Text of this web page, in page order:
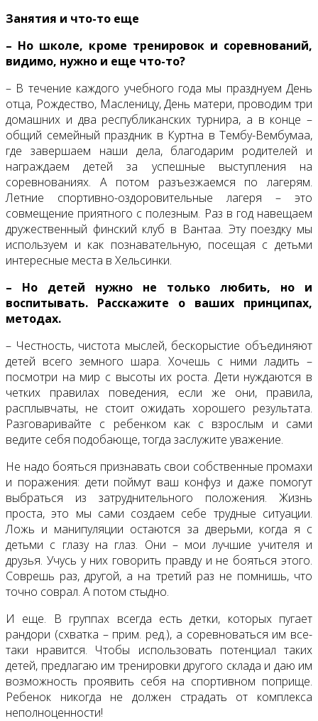
Занятия и что-то еще
– Но школе, кроме тренировок и соревнований,
видимо, нужно и еще что-то?
– В течение каждого учебного года мы празднуем День
отца, Рождество, Масленицу, День матери, проводим три
домашних и два республиканских турнира, а в конце –
общий семейный праздник в Куртна в Тембу-Вембумаа,
где завершаем наши дела, благодарим родителей и
награждаем детей за успешные выступления на
соревнованиях. А потом разъезжаемся по лагерям.
Летние спортивно-оздоровительные лагеря – это
совмещение приятного с полезным. Раз в год навещаем
дружественный финский клуб в Вантаа. Эту поездку мы
используем и как познавательную, посещая с детьми
интересные места в Хельсинки.
– Но детей нужно не только любить, но и
воспитывать. Расскажите о ваших принципах,
методах.
– Честность, чистота мыслей, бескорыстие объединяют
детей всего земного шара. Хочешь с ними ладить –
посмотри на мир с высоты их роста. Дети нуждаются в
четких правилах поведения, если же они, правила,
расплывчаты, не стоит ожидать хорошего результата.
Разговаривайте с ребенком как с взрослым и сами
ведите себя подобающе, тогда заслужите уважение.
Не надо бояться признавать свои собственные промахи
и поражения: дети поймут ваш конфуз и даже помогут
выбраться из затруднительного положения. Жизнь
проста, это мы сами создаем себе трудные ситуации.
Ложь и манипуляции остаются за дверьми, когда я с
детьми с глазу на глаз. Они – мои лучшие учителя и
друзья. Учусь у них говорить правду и не бояться этого.
Соврешь раз, другой, а на третий раз не помнишь, что
точно соврал. А потом стыдно.
И еще. В группах всегда есть детки, которых пугает
рандори (схватка – прим. ред.), а соревноваться им все-
таки нравится. Чтобы использовать потенциал таких
детей, предлагаю им тренировки другого склада и даю им
возможность проявить себя на спортивном поприще.
Ребенок никогда не должен страдать от комплекса
неполноценности!